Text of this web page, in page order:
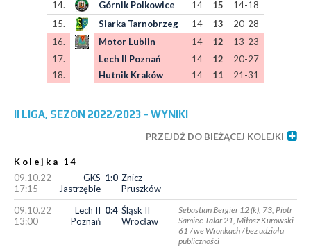
14.
Górnik Polkowice 14 15
14-18
15.
Siarka Tarnobrzeg 14 13
20-28
16.
Motor Lublin 14 12
13-23
17.
Lech II Poznań 14 12
20-27
18.
Hutnik Kraków 14 11 21-31
II LIGA, SEZON 2022/2023 - WYNIKI
PRZEJDŹ DO BIEŻĄCEJ KOLEJKI
Kolejka 14
09.10.22
17:15
GKS
Jastrzębie
1:0 Znicz
Pruszków
09.10.22
13:00
Lech II
Poznań
0:4 Śląsk II
Wrocław
Sebastian Bergier 12 (k), 73, Piotr
Samiec-Talar 21, Miłosz Kurowski
61 / we Wronkach / bez udziału
publiczności